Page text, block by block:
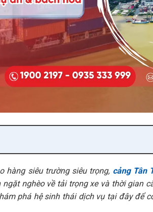
hàng siêu trường siêu trọng, cảng Tân
nghèo về tải trọng xe và thời gian
phá hệ sinh thái dịch vụ tại đây để